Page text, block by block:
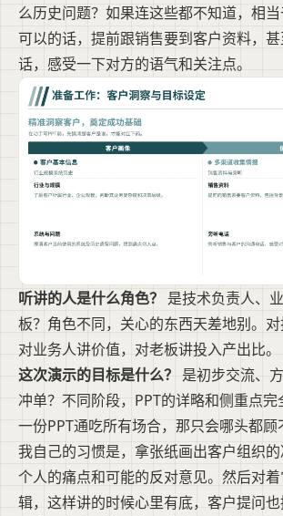
么历史问题？如果连这些都不知道，相当
可以的话，提前跟销售要到客户资料，
话，感受一下对方的语气和关注点。
听讲的人是什么角色？ 是技术负责人、
板？角色不同，关心的东西天差地别。对
对业务人讲价值，对老板讲投入产出比。
这次演示的目标是什么？ 是初步交流、
冲单？不同阶段，PPT的详略和侧重点
一份PPT通吃所有场合，那只会哪头都顾
我自己的习惯是，拿张纸画出客户组织
个人的痛点和可能的反对意见。然后对
辑，这样讲的时候心里有底，客户提问也